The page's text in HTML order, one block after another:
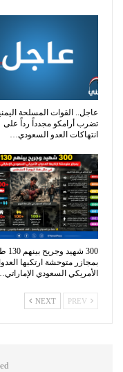
عاجل.. القوات المسلحة
تضرب أرامكو مجدداً رداً على
انتهاكات العدو السعودي…
300
بمجازر متوحشة ارتكبها
الأمريكي السعودي
NEXT